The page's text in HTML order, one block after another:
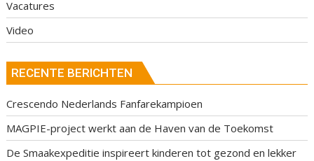
Vacatures
Video
RECENTE BERICHTEN
Crescendo Nederlands Fanfarekampioen
MAGPIE-project werkt aan de Haven van de Toekomst
De Smaakexpeditie inspireert kinderen tot gezond en lekker